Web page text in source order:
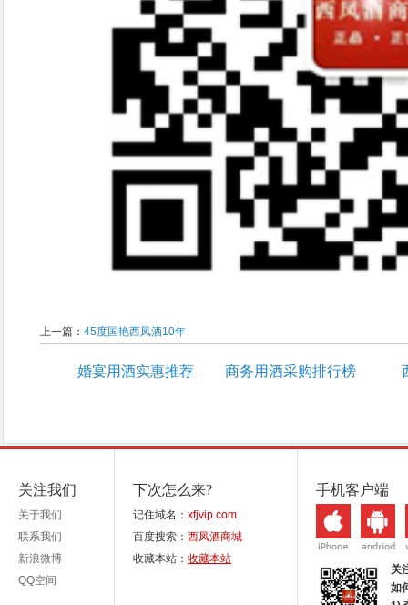
上一篇： 45度国艳西凤酒10年
婚宴用酒实惠推荐 商务用酒采购排行榜
关注我们
关于我们
联系我们
新浪微博
QQ空间
下次怎么来?
记住域名： xfjvip.com
百度搜索： 西凤酒商城
收藏本站： 收藏本站
手机客户端
关
如